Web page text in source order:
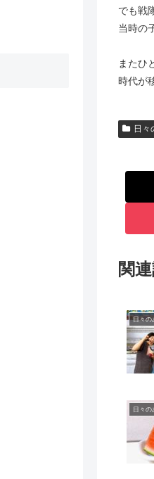
でも戦
当時の
またひ
時代が
日々
関
日々の
日々の